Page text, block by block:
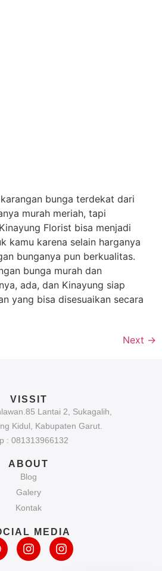
bunga terdekat dari
murah meriah, tapi
Florist bisa menjadi
kamu karena selain harganya
bunganya pun berkualitas.
bunga murah dan
ada, dan Kinayung siap
yang bisa disesuaikan secara
Next →
VISSIT
Lantai 2, Sukagalih,
Kidul, Kabupaten Garut.
: 081313966132
ABOUT
Blog
Galery
Kontak
MEDIA